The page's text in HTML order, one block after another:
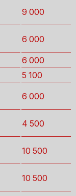
9 000
6 000
6 000
5 100
6 000
4 500
10 500
10 500